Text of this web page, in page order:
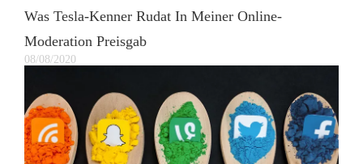
Was Tesla-Kenner Rudat In Meiner Online-
Moderation Preisgab
08/08/2020